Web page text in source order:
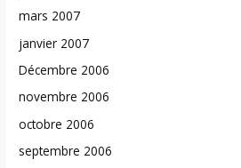
mars 2007
janvier 2007
Décembre 2006
novembre 2006
octobre 2006
septembre 2006